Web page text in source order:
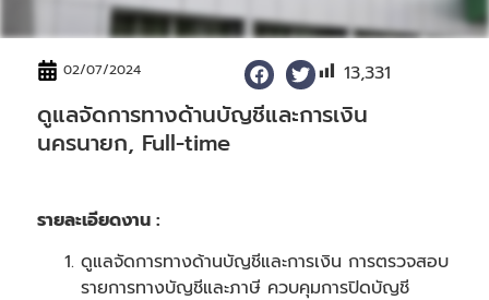
02/07/2024 13,331
ดูแลจัดการทางด้านบัญชีและการเงิน
นครนายก, Full-time
รายละเอียดงาน :
ดูแลจัดการทางด้านบัญชีและการเงิน การตรวจสอบ
รายการทางบัญชีและภาษี ควบคุมการปิดบัญชี